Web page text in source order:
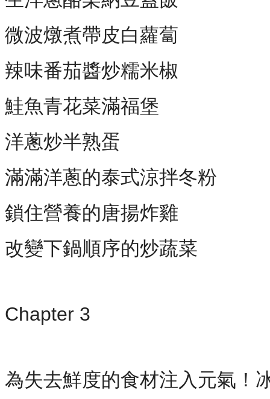
微波燉煮帶皮白蘿蔔
辣味番茄醬炒糯米椒
鮭魚青花菜滿福堡
洋蔥炒半熟蛋
滿滿洋蔥的泰式涼拌冬粉
鎖住營養的唐揚炸雞
改變下鍋順序的炒蔬菜
Chapter 3
為失去鮮度的食材注入元氣！